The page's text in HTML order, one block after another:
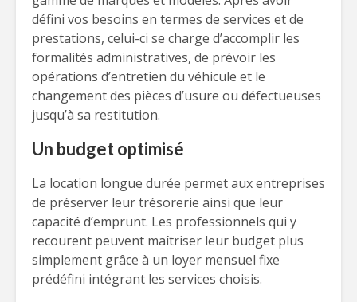
défini vos besoins en termes de services et de
prestations, celui-ci se charge d’accomplir les
formalités administratives, de prévoir les
opérations d’entretien du véhicule et le
changement des pièces d’usure ou défectueuses
jusqu’à sa restitution.
Un budget optimisé
La location longue durée permet aux entreprises
de préserver leur trésorerie ainsi que leur
capacité d’emprunt. Les professionnels qui y
recourent peuvent maîtriser leur budget plus
simplement grâce à un loyer mensuel fixe
prédéfini intégrant les services choisis.